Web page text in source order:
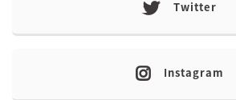
Twitter
Instagram